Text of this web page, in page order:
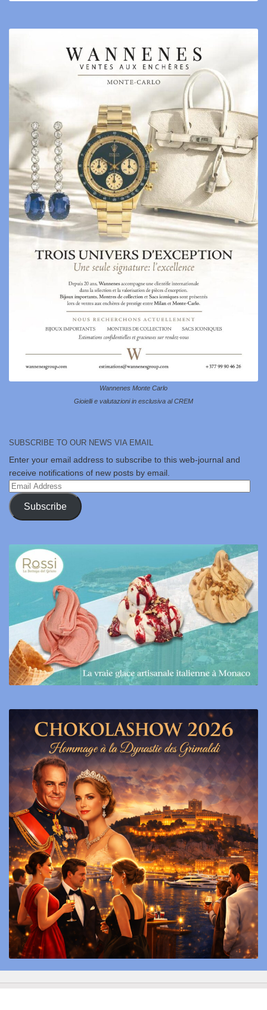
Wannenes Monte Carlo
Gioielli e valutazioni in esclusiva al CREM
SUBSCRIBE TO OUR NEWS VIA EMAIL
Enter your email address to subscribe to this web-journal and
receive notifications of new posts by email.
Email
Address
Subscribe